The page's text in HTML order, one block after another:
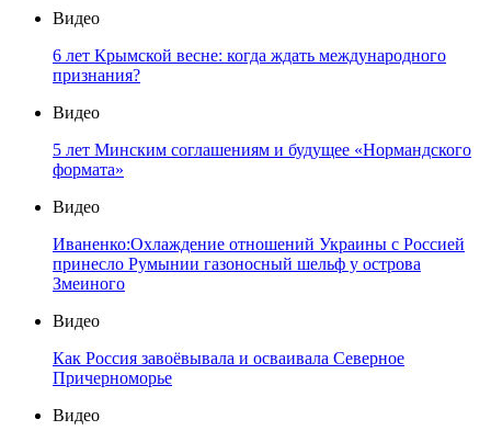
Видео
6 лет Крымской весне: когда ждать международного
признания?
Видео
5 лет Минским соглашениям и будущее «Нормандского
формата»
Видео
Иваненко:Охлаждение отношений Украины с Россией
принесло Румынии газоносный шельф у острова
Змеиного
Видео
Как Россия завоёвывала и осваивала Северное
Причерноморье
Видео